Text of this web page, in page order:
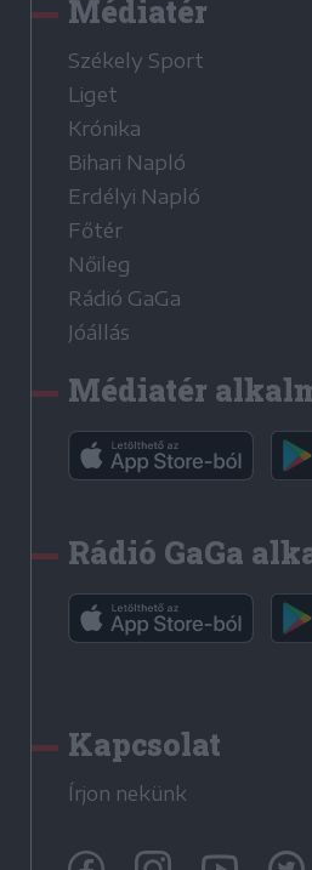
Médiatér
Székely Sport
Liget
Krónika
Bihari Napló
Erdélyi Napló
Főtér
Nőileg
Rádió GaGa
Jóállás
Médiatér
Rádió GaGa
Kapcsolat
Írjon nekünk